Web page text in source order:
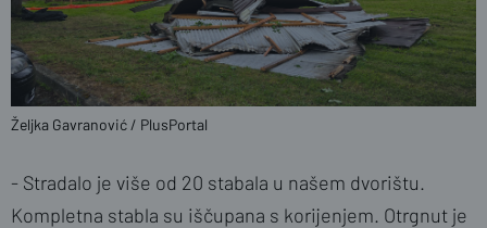
Željka Gavranović / PlusPortal
- Stradalo je više od 20 stabala u našem dvorištu.
Kompletna stabla su iščupana s korijenjem. Otrgnut je